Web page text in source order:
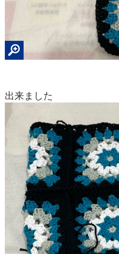
出来ました